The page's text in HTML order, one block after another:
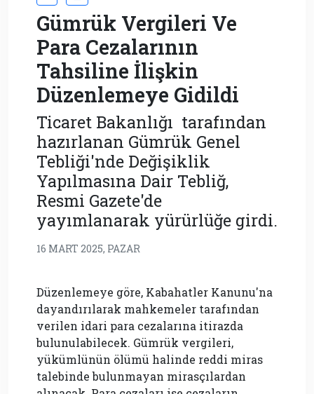
Gümrük Vergileri Ve
Para Cezalarının
Tahsiline İlişkin
Düzenlemeye Gidildi
Ticaret Bakanlığı tarafından
hazırlanan Gümrük Genel
Tebliği'nde Değişiklik
Yapılmasına Dair Tebliğ,
Resmi Gazete'de
yayımlanarak yürürlüğe girdi.
16 MART 2025, PAZAR
Düzenlemeye göre, Kabahatler Kanunu'na
dayandırılarak mahkemeler tarafından
verilen idari para cezalarına itirazda
bulunulabilecek. Gümrük vergileri,
yükümlünün ölümü halinde reddi miras
talebinde bulunmayan mirasçılardan